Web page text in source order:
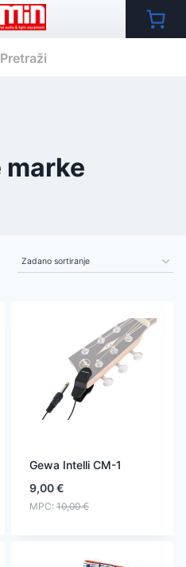
marke
Gewa Intelli CM-1
9,00€
MPC: 10,00€